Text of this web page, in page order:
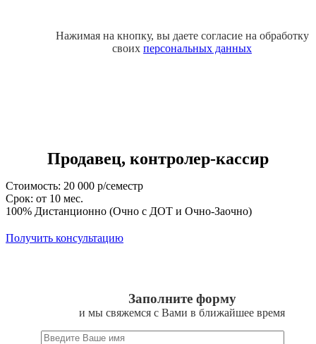
Нажимая на кнопку, вы даете согласие на обработку
своих персональных данных
Продавец, контролер-кассир
Стоимость: 20 000 р/семестр
Срок: от 10 мес.
100% Дистанционно (Очно с ДОТ и Очно-Заочно)
Получить консультацию
Заполните форму
и мы свяжемся с Вами в ближайшее время